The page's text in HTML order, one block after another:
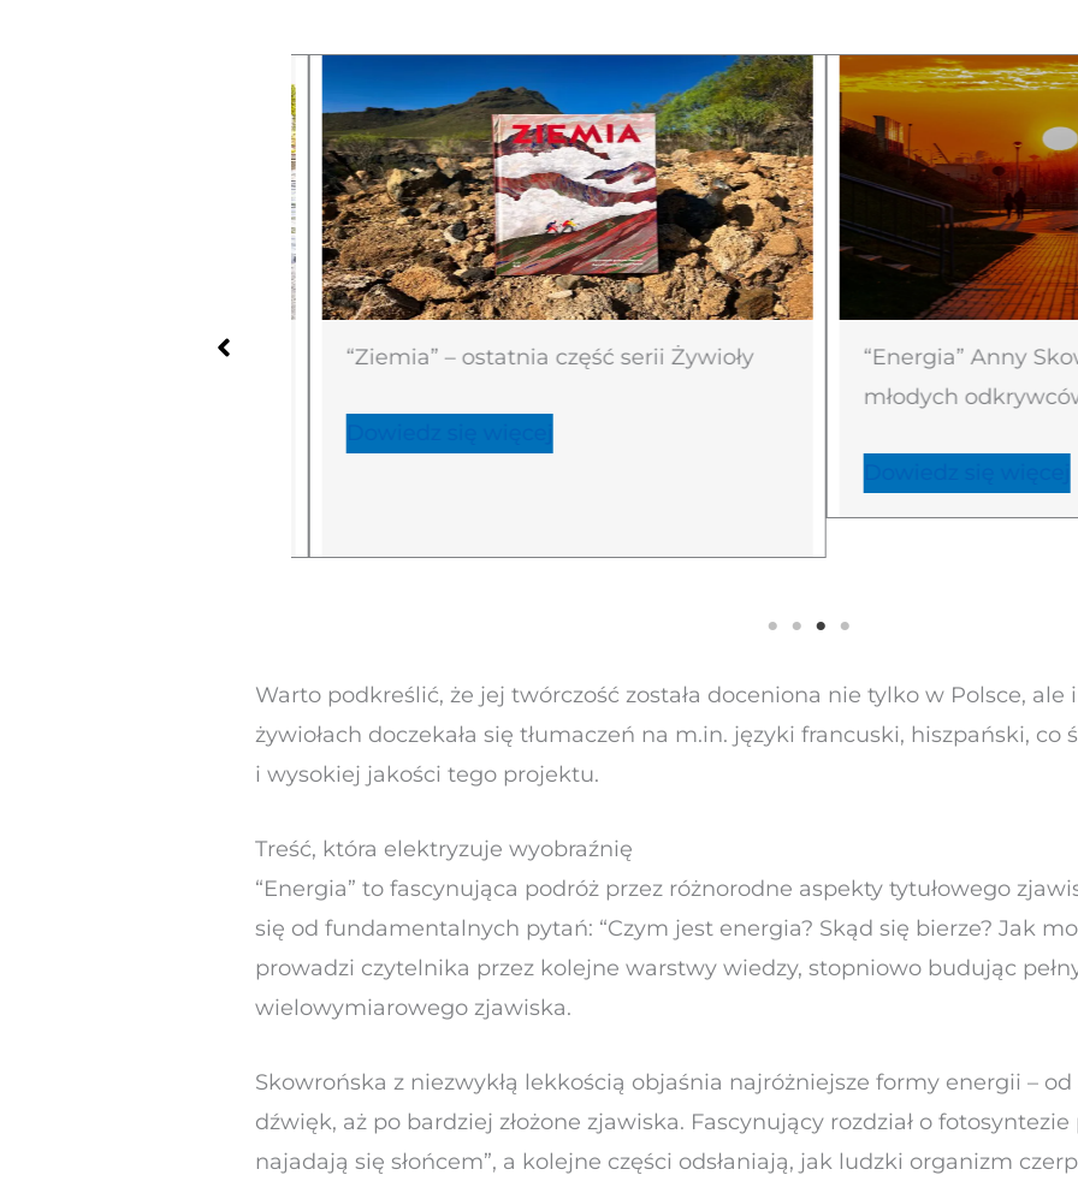
“Ziemia” – ostatnia część serii Żywioły
“Energia” Anny
młodych odkrywców!
Warto podkreślić, że jej twórczość została doceniona nie tylko w Polsce, ale
żywiołach doczekała się tłumaczeń na m.in. języki francuski, hiszpański,
i wysokiej jakości tego projektu.
Treść, która elektryzuje wyobraźnię
“Energia” to fascynująca podróż przez różnorodne aspekty tytułowego
się od fundamentalnych pytań: “Czym jest energia? Skąd się bierze? Jak
prowadzi czytelnika przez kolejne warstwy wiedzy, stopniowo budując
wielowymiarowego zjawiska.
Skowrońska z niezwykłą lekkością objaśnia najróżniejsze formy energii –
dźwięk, aż po bardziej złożone zjawiska. Fascynujący rozdział o
najadają się słońcem”, a kolejne części odsłaniają, jak ludzki organizm